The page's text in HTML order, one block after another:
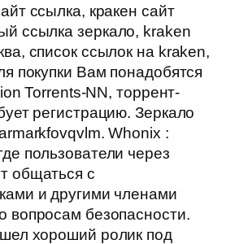
ссылка, кракен сайт
ссылка зеркало, kraken
список ссылок на kraken,
покупки Вам понадобятся
Torrents-NN, торрент-
регистрацию. Зеркало
Whonix :
пользователи через
общаться с
и другими членами
вопросам безопасности.
хороший ролик под